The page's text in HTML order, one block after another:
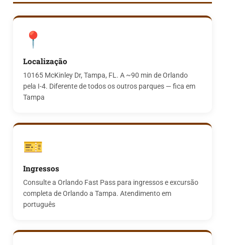
📍
Localização
10165 McKinley Dr, Tampa, FL. A ~90 min de Orlando
pela I-4. Diferente de todos os outros parques — fica em
Tampa
🎫
Ingressos
Consulte a Orlando Fast Pass para ingressos e excursão
completa de Orlando a Tampa. Atendimento em
português